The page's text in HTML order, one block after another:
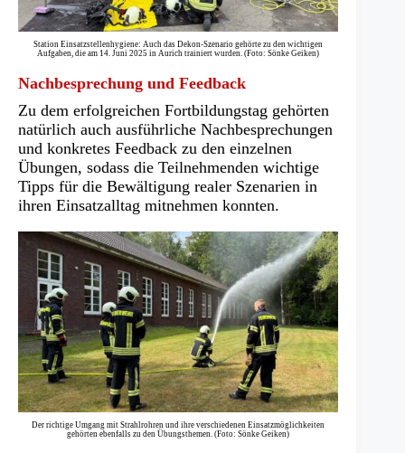
Station Einsatzstellenhygiene: Auch das Dekon-Szenario gehörte zu den wichtigen
Aufgaben, die am 14. Juni 2025 in Aurich trainiert wurden. (Foto: Sönke Geiken)
Nachbesprechung und Feedback
Zu dem erfolgreichen Fortbildungstag gehörten
natürlich auch ausführliche Nachbesprechungen
und konkretes Feedback zu den einzelnen
Übungen, sodass die Teilnehmenden wichtige
Tipps für die Bewältigung realer Szenarien in
ihren Einsatzalltag mitnehmen konnten.
Der richtige Umgang mit Strahlrohren und ihre verschiedenen Einsatzmöglichkeiten
gehörten ebenfalls zu den Übungsthemen. (Foto: Sönke Geiken)